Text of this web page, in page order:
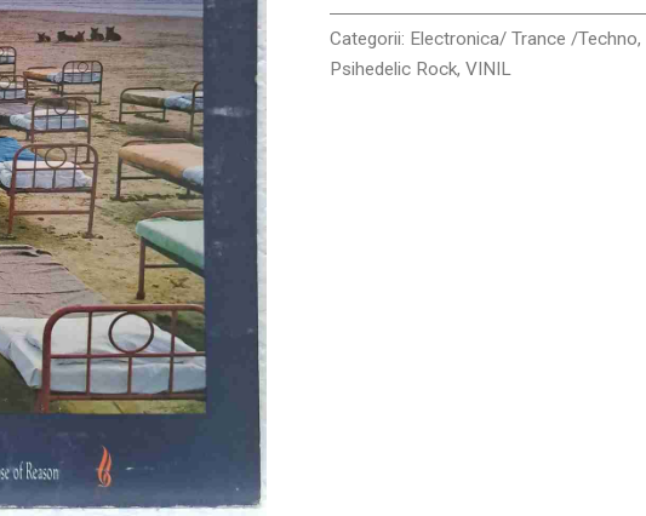
VINIL
LP
VG+
Categorii: Electronica/ Trance /Techno,
Psihedelic Rock,VINIL